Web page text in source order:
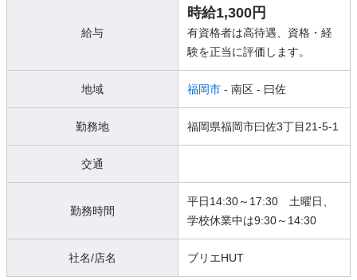
給与
時給1,300円
有資格者は高待遇、資格・経
験を正当に評価します。
地域 福岡市 - 南区 - 曰佐
勤務地 福岡県福岡市曰佐3丁目21-5-1
交通
勤務時間
平日14:30～17:30 土曜日、
学校休業中は9:30～14:30
社名/店名 ブリエHUT